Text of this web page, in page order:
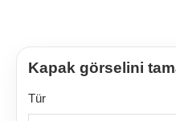
Kapak görselini
Tür